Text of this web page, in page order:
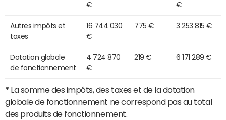
€
€
Autres impôts et
taxes
16 744 030
€
775 € 3 253 815 €
Dotation globale
de fonctionnement
4 724 870
€
219 € 6 171 289 €
* La somme des impôts, des taxes et de la dotation
globale de fonctionnement ne correspond pas au total
des produits de fonctionnement.